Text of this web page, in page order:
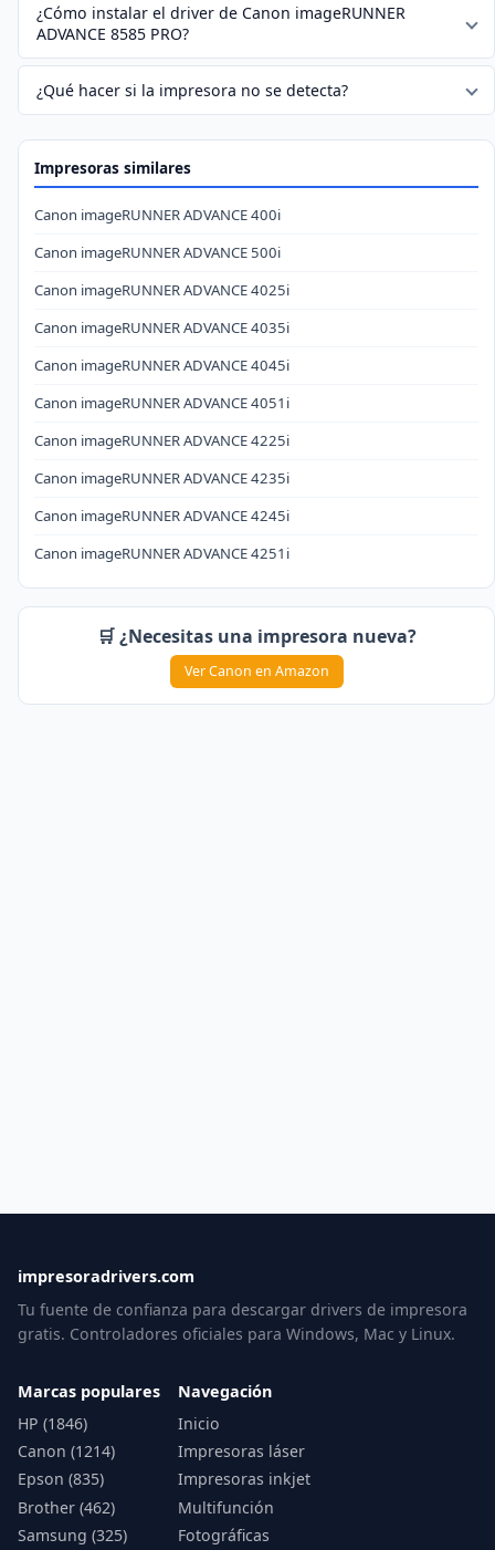
¿Cómo instalar el driver de Canon imageRUNNER
ADVANCE 8585 PRO?
¿Qué hacer si la impresora no se detecta?
Impresoras similares
Canon imageRUNNER ADVANCE 400i
Canon imageRUNNER ADVANCE 500i
Canon imageRUNNER ADVANCE 4025i
Canon imageRUNNER ADVANCE 4035i
Canon imageRUNNER ADVANCE 4045i
Canon imageRUNNER ADVANCE 4051i
Canon imageRUNNER ADVANCE 4225i
Canon imageRUNNER ADVANCE 4235i
Canon imageRUNNER ADVANCE 4245i
Canon imageRUNNER ADVANCE 4251i
🛒 ¿Necesitas una impresora nueva?
Ver Canon en Amazon
impresoradrivers.com
Tu fuente de confianza para descargar drivers de impresora
gratis. Controladores oficiales para Windows, Mac y Linux.
Marcas populares
HP (1846)
Canon (1214)
Epson (835)
Brother (462)
Samsung (325)
Navegación
Inicio
Impresoras láser
Impresoras inkjet
Multifunción
Fotográficas